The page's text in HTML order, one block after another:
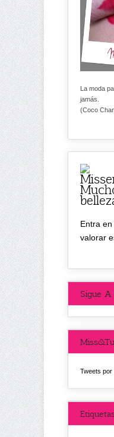
La moda
jamás.
(Coco
Entra
valorar
Sigue A
Tweets por